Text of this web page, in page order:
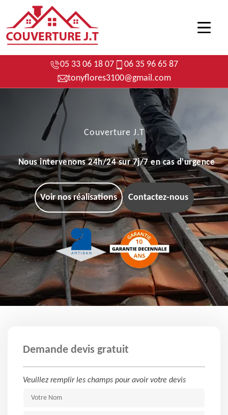
05 33 06 18 07
06 35 96 65 87
tonyflores3100@gmail.com
Couverture J.T
Nous intervenons 24h/24 sur 7j/7 en cas d'urgence
Voir nos réalisations Contactez-nous
Demande devis gratuit
Veuillez remplir les champs pour avoir votre devis